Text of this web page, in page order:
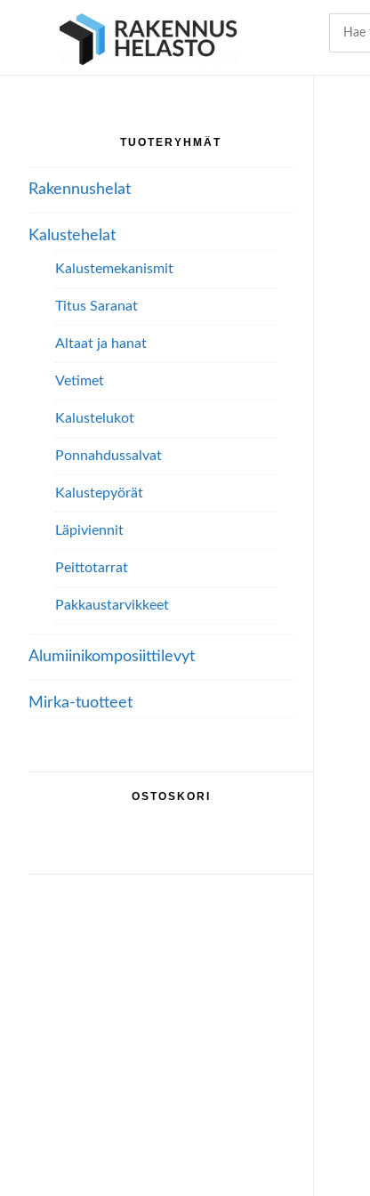
pääsisältöön
ensisijaiseen
alatunnisteeseen
Ensisijainen
sivupalkki
TUOTERYHMÄT
Rakennushelat
Kalustehelat
Kalustemekanismit
Titus Saranat
Altaat ja hanat
Vetimet
Kalustelukot
Ponnahdussalvat
Kalustepyörät
Läpiviennit
Peittotarrat
Pakkaustarvikkeet
Alumiini­komposiitti­levyt
Mirka-tuotteet
OSTOSKORI